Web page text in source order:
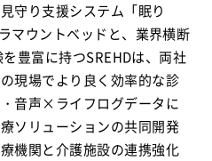
守り支援システム「眠り
マウントベッドと、業界横断
豊富に持つSREHDは、両社
現場でより良く効率的な診
音声×ライフログデータに
ソリューションの共同開発
機関と介護施設の連携強化